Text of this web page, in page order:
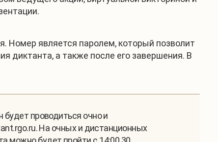
Номер является паролем, который позволит
диктанта, а также после его завершения. В
будет проводиться очно и
На очных и дистанционных